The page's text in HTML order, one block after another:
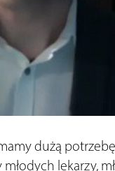
dużą
lekarzy,